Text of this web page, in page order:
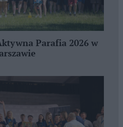
Parafia 2026 w